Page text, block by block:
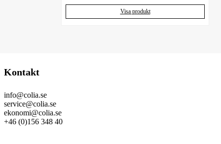
Visa produkt
Kontakt
info@colia.se
service@colia.se
ekonomi@colia.se
+46 (0)156 348 40